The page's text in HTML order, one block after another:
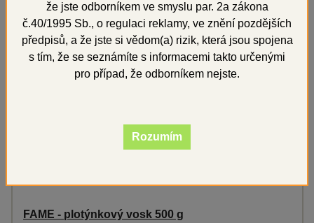
Novinky
Novinka
FAME - plotýnkový vosk 500 g
že jste odborníkem ve smyslu par. 2a zákona
č.40/1995 Sb., o regulaci reklamy, ve znění pozdějších
předpisů, a že jste si vědom(a) rizik, která jsou spojena
s tím, že se seznámíte s informacemi takto určenými
pro případ, že odborníkem nejste.
Rozumím